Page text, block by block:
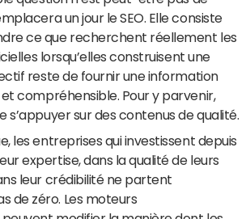
un jour le SEO. Elle consiste
ce que recherchent réellement les
lorsqu’elles construisent une
reste de fournir une information
compréhensible. Pour y parvenir,
s’appuyer sur des contenus de qualité.
les entreprises qui investissent depuis
expertise, dans la qualité de leurs
leur crédibilité ne partent
de zéro. Les moteurs